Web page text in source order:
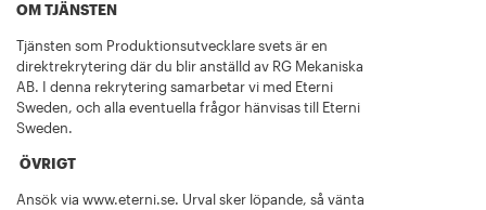
OM TJÄNSTEN
Tjänsten som Produktionsutvecklare svets är en
direktrekrytering där du blir anställd av RG Mekaniska
AB. I denna rekrytering samarbetar vi med Eterni
Sweden, och alla eventuella frågor hänvisas till Eterni
Sweden.
ÖVRIGT
Ansök via www.eterni.se. Urval sker löpande, så vänta